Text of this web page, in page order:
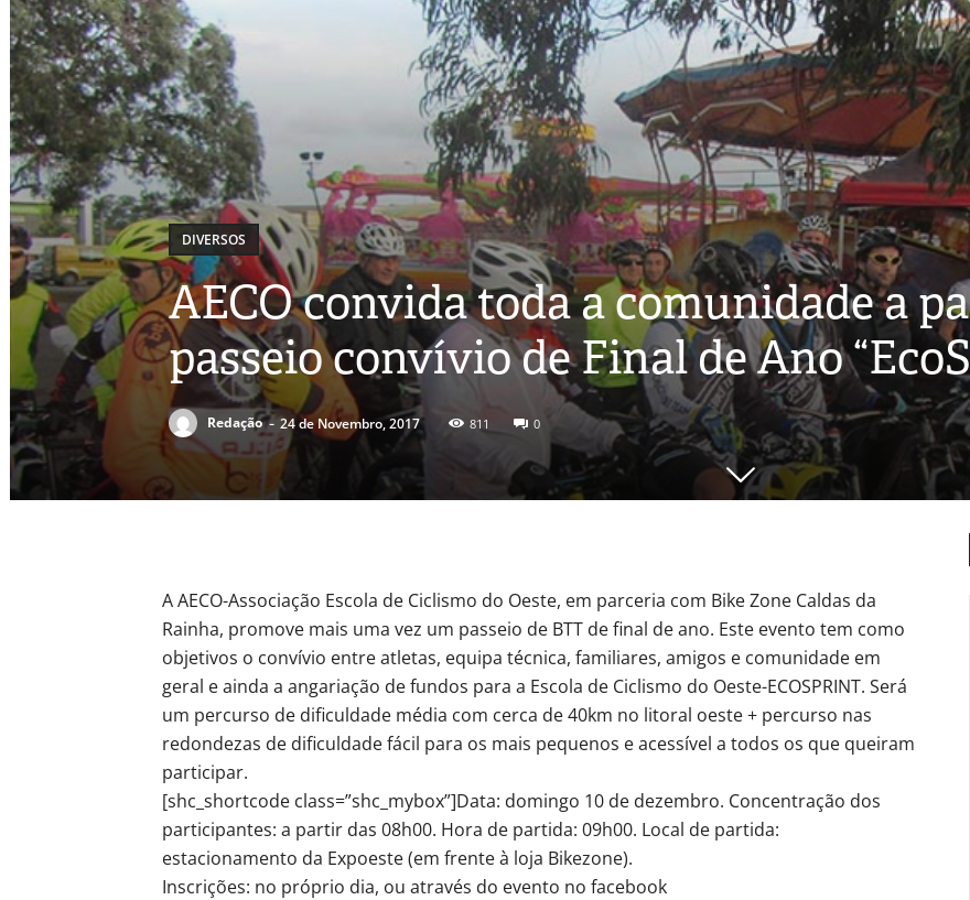
DIVERSOS
AECO convida toda a comunidade a
passeio convívio de Final de Ano
Redação - 24 de Novembro, 2017 811 0
A AECO-Associação Escola de Ciclismo do Oeste, em parceria com Bike Zone Caldas da
Rainha, promove mais uma vez um passeio de BTT de final de ano. Este evento tem como
objetivos o convívio entre atletas, equipa técnica, familiares, amigos e comunidade em
geral e ainda a angariação de fundos para a Escola de Ciclismo do Oeste-ECOSPRINT. Será
um percurso de dificuldade média com cerca de 40km no litoral oeste + percurso nas
redondezas de dificuldade fácil para os mais pequenos e acessível a todos os que queiram
participar.
[shc_shortcode class=”shc_mybox”]Data: domingo 10 de dezembro. Concentração dos
participantes: a partir das 08h00. Hora de partida: 09h00. Local de partida:
estacionamento da Expoeste (em frente à loja Bikezone).
Inscrições: no próprio dia, ou através do evento no facebook